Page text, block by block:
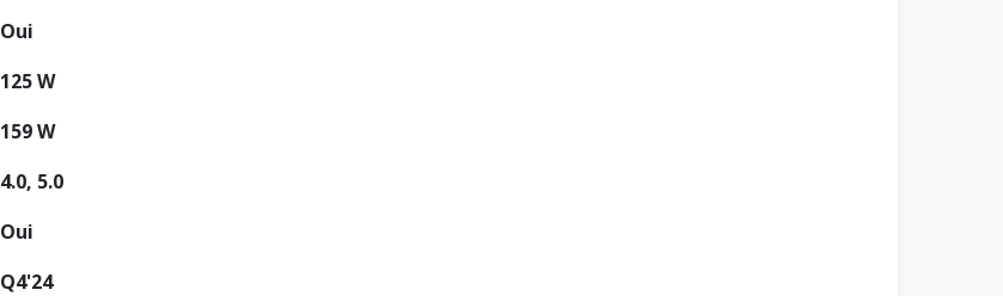
Oui
125 W
159 W
4.0, 5.0
Oui
Q4'24